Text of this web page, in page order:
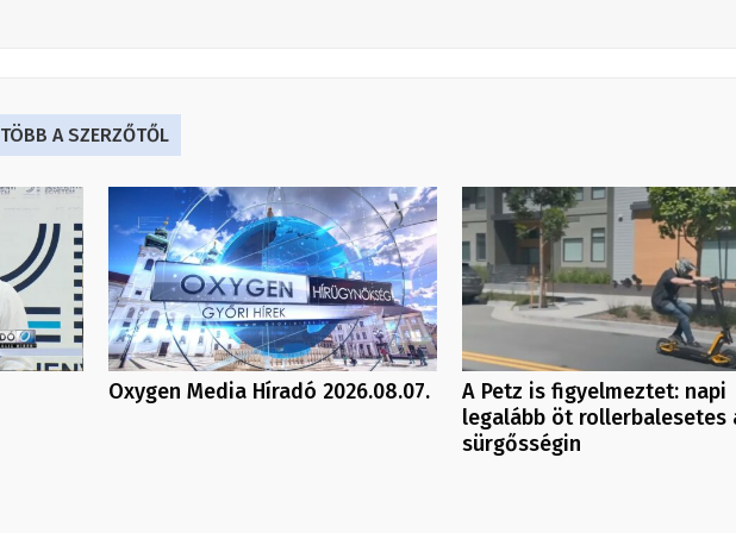
TÖBB A SZERZŐTŐL
Oxygen Media Híradó 2026.08.07.
A Petz is figyelmeztet: napi
legalább öt rollerbalesetes
sürgősségin